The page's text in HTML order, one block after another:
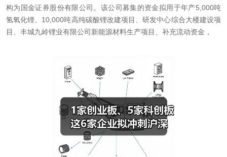
构为国金证券股份有限公司。该公司募集的资金拟用于年产5,000吨
氢氧化锂、10,000吨高纯碳酸锂改建项目、研发中心综合大楼建设项
目、丰城九岭锂业有限公司新能源材料生产项目、补充流动资金，